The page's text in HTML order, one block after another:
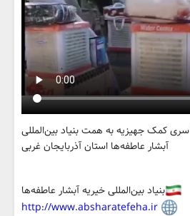
بازتاب خبری اهدا ۱۵۰ سری کمک جهیزیه به همت بنیاد بین‌المللی
آبشار عاطفه‌ها استان آذربایجان غربی
بنیاد بین‌المللی خیریه آبشار عاطفه‌ها
http://www.absharatefeha.ir